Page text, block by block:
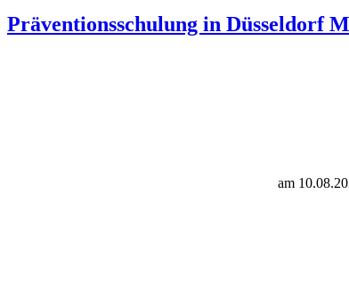
Präventionsschulung in Düsseldorf
am